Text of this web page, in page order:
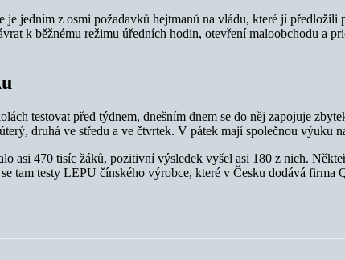
je jedním z osmi požadavků hejtmanů na vládu, které jí
k běžnému režimu úředních hodin, otevření maloobchodu a
testovat před týdnem, dnešním dnem se do něj zapojuje
druhá ve středu a ve čtvrtek. V pátek mají společnou výuku
asi 470 tisíc žáků, pozitivní výsledek vyšel asi 180 z nich.
tam testy LEPU čínského výrobce, které v Česku dodává firma